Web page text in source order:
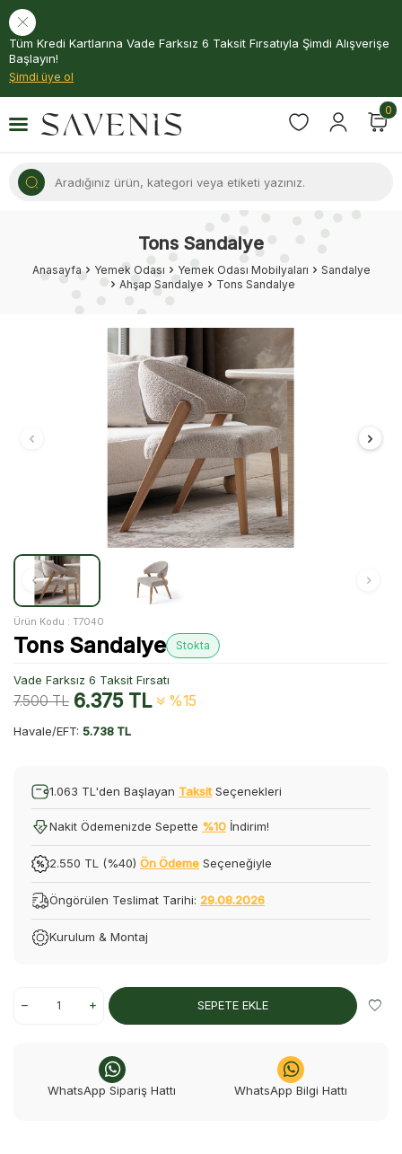
Tüm Kredi Kartlarına Vade Farksız 6 Taksit Fırsatıyla Şimdi Alışverişe
Başlayın!
Şimdi üye ol
0
Tons Sandalye
Anasayfa Yemek Odası Yemek Odası Mobilyaları
Sandalye
Ahşap Sandalye
Tons Sandalye
Ürün Kodu : T7040
Tons Sandalye Stokta
Vade Farksız 6 Taksit Fırsatı
7.500TL 6.375TL %15
Havale/EFT: 5.738 TL
1.063 TL'den Başlayan Taksit Seçenekleri
Nakit Ödemenizde Sepette %10 İndirim!
2.550 TL (%40) Ön Ödeme Seçeneğiyle
Öngörülen Teslimat Tarihi: 29.08.2026
Kurulum & Montaj
SEPETE EKLE
WhatsApp Sipariş Hattı WhatsApp Bilgi Hattı